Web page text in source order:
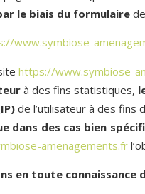
le biais du formulaire
www.symbiose-
https://www.symbiose-
à des fins statistiques,
de l’utilisateur à des
dans des cas bien
amenagements.fr
en toute connaissance